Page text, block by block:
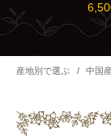
産地別で選ぶ / 中国産